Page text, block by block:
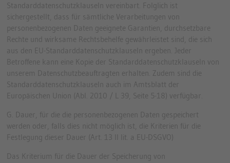
Standarddatenschutzklauseln vereinbart. Folglich ist
sichergestellt, dass für sämtliche Verarbeitungen von
personenbezogenen Daten geeignete Garantien, durchsetzbare
Rechte und wirksame Rechtsbehelfe gewährleistet sind, die sich
aus den EU-Standarddatenschutzklauseln ergeben. Jeder
Betroffene kann eine Kopie der Standarddatenschutzklauseln von
unserem Datenschutzbeauftragten erhalten. Zudem sind die
Standarddatenschutzklauseln auch im Amtsblatt der
Europäischen Union (Abl. 2010 / L 39, Seite 5-18) verfügbar.
G. Dauer, für die die personenbezogenen Daten gespeichert
werden oder, falls dies nicht möglich ist, die Kriterien für die
Festlegung dieser Dauer (Art. 13 II lit. a EU-DSGVO)
Das Kriterium für die Dauer der Speicherung von